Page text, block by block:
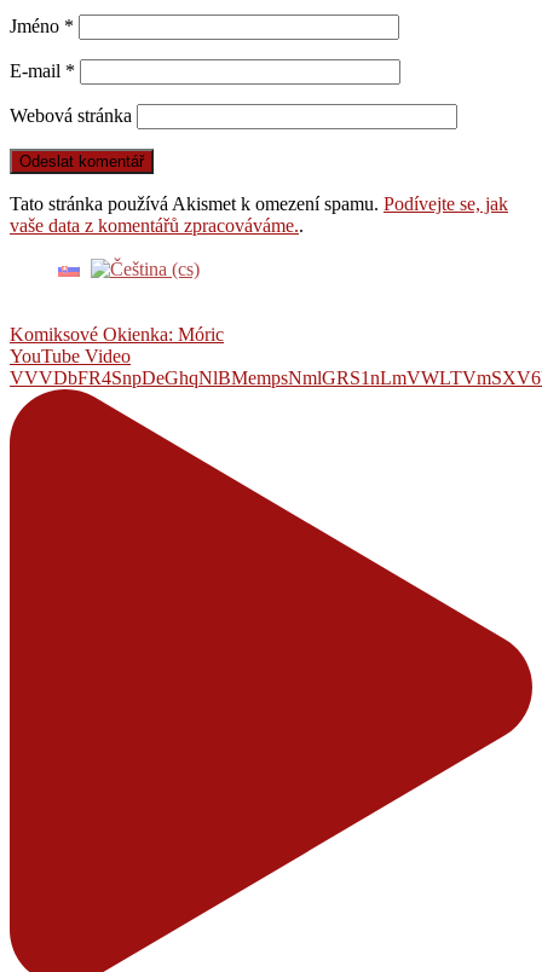
Jméno *
E-mail *
Webová stránka
Tato stránka používá Akismet k omezení spamu. Podívejte se, jak
vaše data z komentářů zpracováváme..
Komiksové Okienka: Móric
YouTube Video